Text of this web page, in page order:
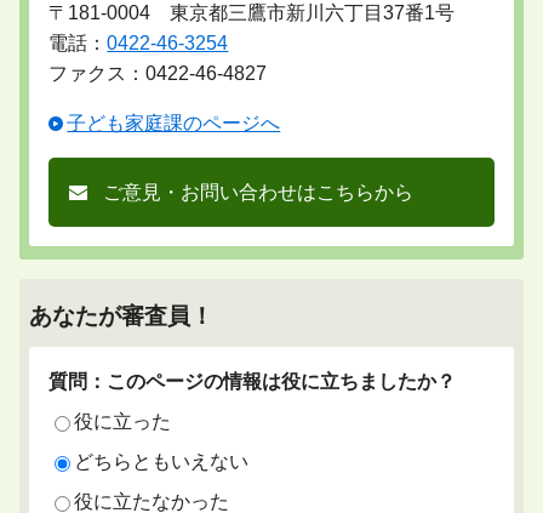
〒181-0004 東京都三鷹市新川六丁目37番1号
電話：0422-46-3254
ファクス：0422-46-4827
子ども家庭課のページへ
ご意見・お問い合わせはこちらから
あなたが審査員！
質問：このページの情報は役に立ちましたか？
役に立った
どちらともいえない
役に立たなかった